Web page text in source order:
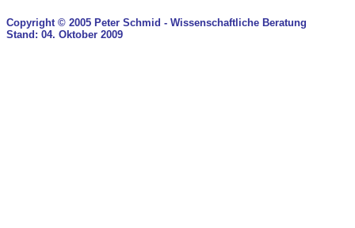
Copyright © 2005 Peter Schmid - Wissenschaftliche Beratung
Stand: 04. Oktober 2009